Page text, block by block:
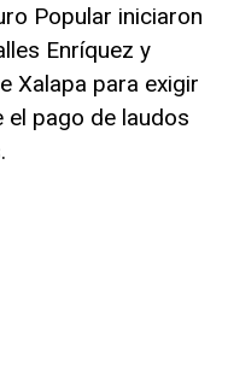
Popular iniciaron
Enríquez y
Xalapa para exigir
el pago de laudos